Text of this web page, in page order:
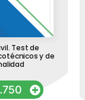
Test de
y de